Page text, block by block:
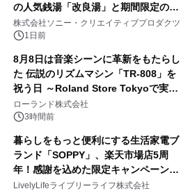
の人気銭湯「改良湯」と期間限定のコ
ラボレーション サウナイキタイコラ
ボグッズも発売決定！
株式会社ソニー・クリエイティブプロダクツ
1日前
8月8日は音楽シーンに革新をもたらし
た 伝説のリズムマシン「TR-808」を
祝う日 ～Roland Store Tokyoで実機
を展示しての 記念キャンペーンを開
催 英国ラジオ「NTS」の 特別プログ
アーティストを フィーチャーしたアニ
メーションを公開～
ローランド株式会社
3時間前
暮らしをもっと便利にする生活家電ブ
ランド「SOPPY」、楽天市場店5周
年！感謝を込めた限定キャンペーンを
8月10日より開催
LivelyLifeライブリーライフ株式会社